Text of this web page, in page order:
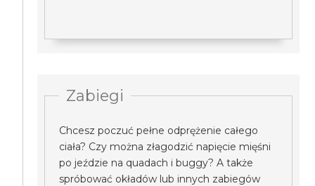
Zabiegi
Chcesz poczuć pełne odprężenie całego
ciała? Czy można złagodzić napięcie mięśni
po jeździe na quadach i buggy? A także
spróbować okładów lub innych zabiegów